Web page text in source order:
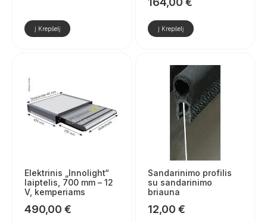
Į Krepšelį Į Krepšelį
Elektrinis „Innolight“
laiptelis, 700 mm – 12
V, kemperiams
490,00 €
Sandarinimo profilis
su sandarinimo
briauna
12,00 €